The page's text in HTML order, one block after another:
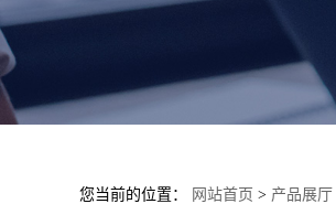
您当前的位置： 网站首页 > 产品展厅